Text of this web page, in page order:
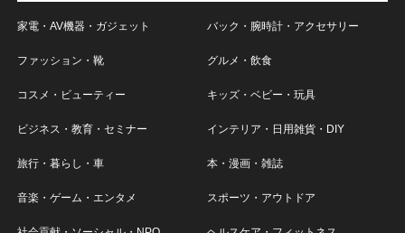
家電・AV機器・ガジェット バック・腕時計・アクセサリー
ファッション・靴 グルメ・飲食
コスメ・ビューティー キッズ・ベビー・玩具
ビジネス・教育・セミナー インテリア・日用雑貨・DIY
旅行・暮らし・車 本・漫画・雑誌
音楽・ゲーム・エンタメ スポーツ・アウトドア